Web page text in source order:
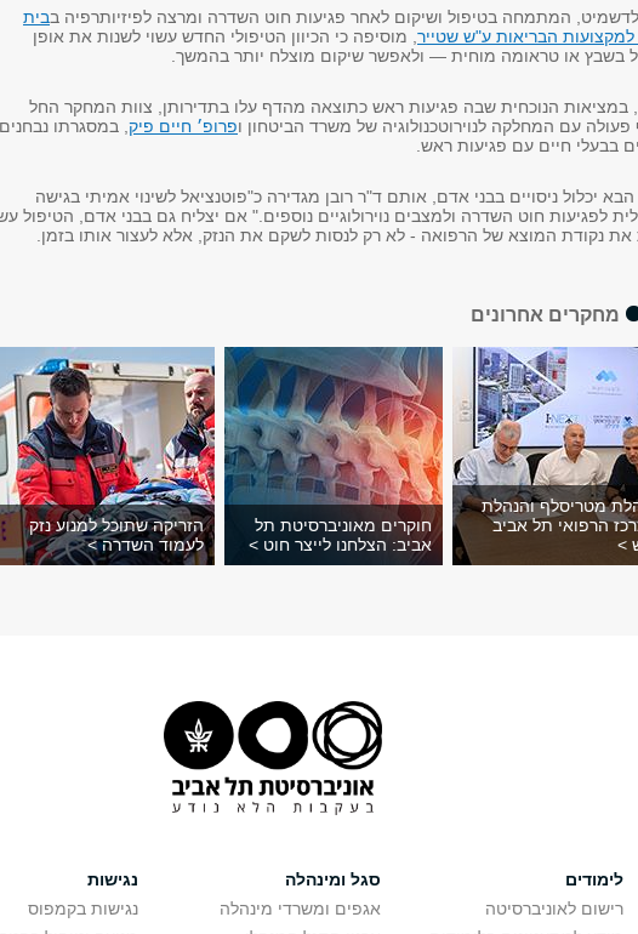
המתמחה בטיפול ושיקום לאחר פגיעות חוט השדרה ומרצה לפיזיותרפיה בבית
הבריאות ע"ש שטייר , מוסיפה כי הכיוון הטיפולי החדש עשוי לשנות את אופן
בשבץ או טראומה מוחית — ולאפשר שיקום מוצלח יותר בהמשך.
במציאות הנוכחית שבה פגיעות ראש כתוצאה מהדף עלו בתדירותן, צוות המחקר החל
פעולה עם המחלקה לנוירוטכנולוגיה של משרד הביטחון ופרופ׳ חיים פיק , במסגרתו נבחנים
בבעלי חיים עם פגיעות ראש.
יכלול ניסויים בבני אדם, אותם ד"ר רובן מגדירה כ"פוטנציאל לשינוי אמיתי בגישה
לפגיעות חוט השדרה ולמצבים נוירולוגיים נוספים." אם יצליח גם בבני אדם, הטיפול
את נקודת המוצא של הרפואה - לא רק לנסות לשקם את הנזק, אלא לעצור אותו בזמן.
מחקרים אחרונים
מטריסלף והנהלת
הרפואי תל אביב
>
חוקרים מאוניברסיטת תל
אביב: הצלחנו לייצר חוט >
הזריקה שתוכל למנוע נזק
לעמוד השדרה >
לימודים
רישום לאוניברסיטה
סגל ומינהלה
אגפים ומשרדי מינהלה
נגישות
נגישות בקמפוס